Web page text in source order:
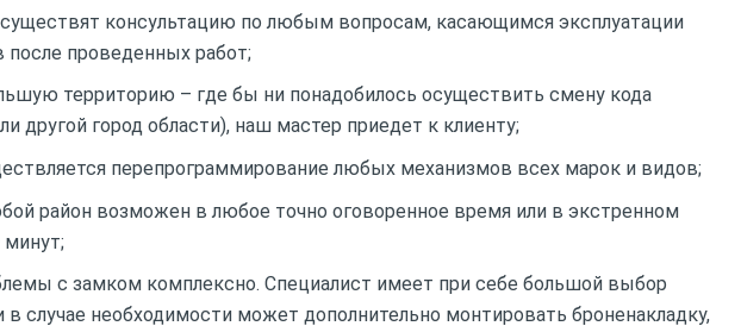
консультацию по любым вопросам, касающимся эксплуатации
проведенных работ;
территорию – где бы ни понадобилось осуществить смену кода
другой город области), наш мастер приедет к клиенту;
перепрограммирование любых механизмов всех марок и видов;
район возможен в любое точно оговоренное время или в экстренном
с замком комплексно. Специалист имеет при себе большой выбор
в случае необходимости может дополнительно монтировать броненакладку,